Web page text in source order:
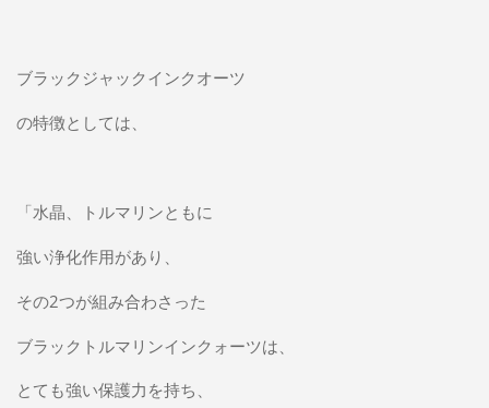
ブラックジャックインクオーツ
の特徴としては、
「水晶、トルマリンともに
強い浄化作用があり、
その2つが組み合わさった
ブラックトルマリンインクォーツは、
とても強い保護力を持ち、